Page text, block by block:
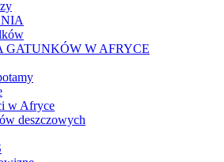
GATUNKÓW W AFRYCE
w Afryce
deszczowych